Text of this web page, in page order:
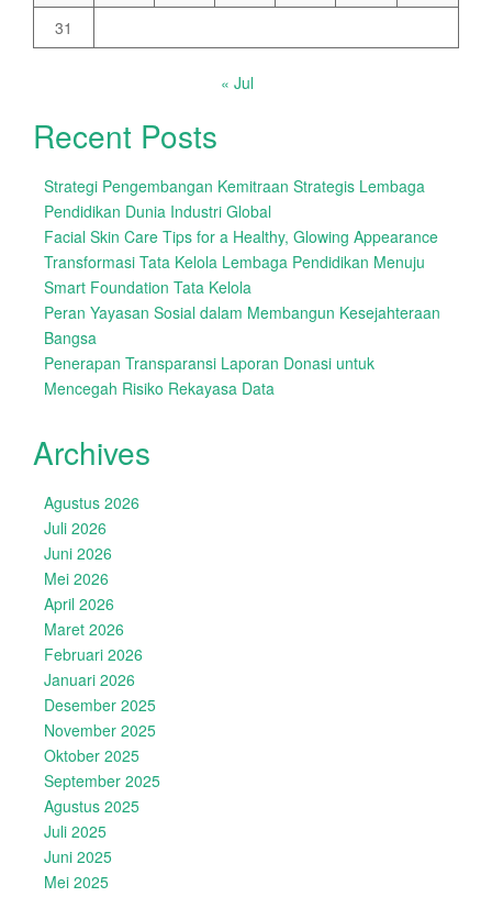
31
« Jul
Recent Posts
Strategi Pengembangan Kemitraan Strategis Lembaga
Pendidikan Dunia Industri Global
Facial Skin Care Tips for a Healthy, Glowing Appearance
Transformasi Tata Kelola Lembaga Pendidikan Menuju
Smart Foundation Tata Kelola
Peran Yayasan Sosial dalam Membangun Kesejahteraan
Bangsa
Penerapan Transparansi Laporan Donasi untuk
Mencegah Risiko Rekayasa Data
Archives
Agustus 2026
Juli 2026
Juni 2026
Mei 2026
April 2026
Maret 2026
Februari 2026
Januari 2026
Desember 2025
November 2025
Oktober 2025
September 2025
Agustus 2025
Juli 2025
Juni 2025
Mei 2025